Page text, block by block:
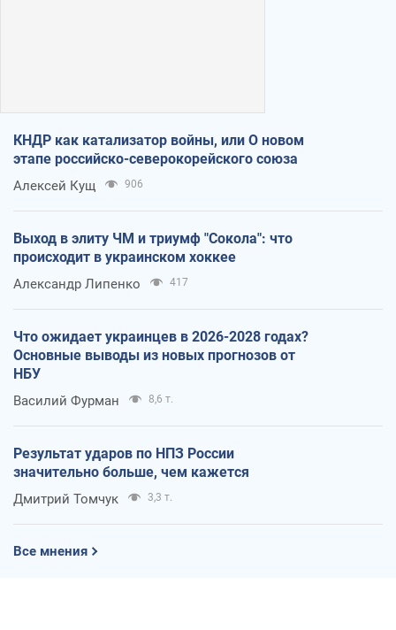
КНДР как катализатор войны, или О новом
этапе российско-северокорейского союза
Алексей Кущ 906
Выход в элиту ЧМ и триумф "Сокола": что
происходит в украинском хоккее
Александр Липенко 417
Что ожидает украинцев в 2026-2028 годах?
Основные выводы из новых прогнозов от
НБУ
Василий Фурман 8,6 т.
Результат ударов по НПЗ России
значительно больше, чем кажется
Дмитрий Томчук 3,3 т.
Все мнения